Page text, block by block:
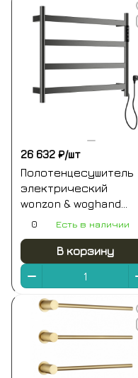
26 632 ₽/шт
Полотенцесушитель
электрический
wonzon & woghand
essen, темный графит
0 Есть в наличии
В корзину